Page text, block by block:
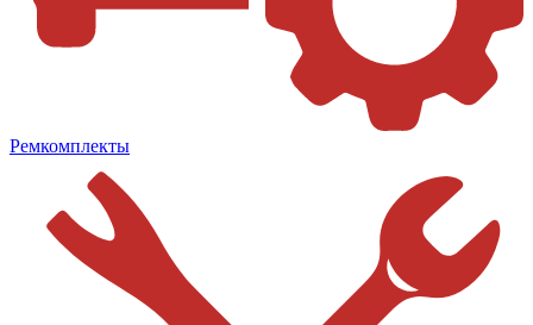
Ремкомплекты